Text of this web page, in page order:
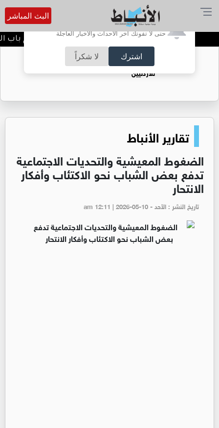
أترغب في تفعيل الإشعارات؟
حتى لا تفوتك آخر الأحداث والأخبار العاجلة
اشترك لا شكراً
البث المباشر
المستقلة للانتخاب تعلن عن فتح باب
فتيات يستغللنه لتحقيق مكاسب مادية.. هل تحول
الزواج لصفقة تجارية؟
تقارير الأنباط
الضغوط المعيشية والتحديات الاجتماعية
تدفع بعض الشباب نحو الاكتئاب وأفكار
الانتحار
تاريخ النشر : الأحد - am 12:11 | 2026-05-10